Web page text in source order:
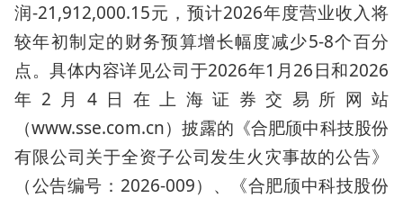
润-21,912,000.15元，预计2026年度营业收入将
较年初制定的财务预算增长幅度减少5-8个百分
点。具体内容详见公司于2026年1月26日和2026
年2月4日在上海证券交易所网站
（www.sse.com.cn）披露的《合肥颀中科技股份
有限公司关于全资子公司发生火灾事故的公告》
（公告编号：2026-009）、《合肥颀中科技股份